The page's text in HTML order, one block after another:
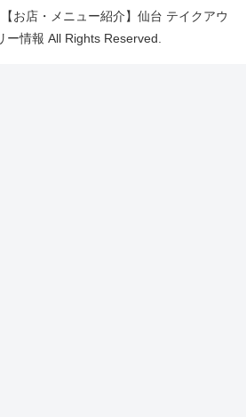
お店・メニュー紹介】仙台 テイクアウ
ー情報 All Rights Reserved.